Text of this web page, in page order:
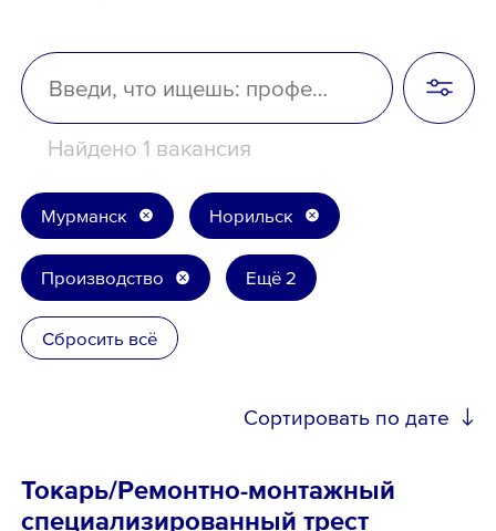
Школьникам
Локации
8 800 700-19-43
Найдено 1 вакансия
Мурманск Норильск
Производство Ещё 2
Сбросить всё
Сортировать по дате
Токарь/Ремонтно-монтажный
специализированный трест